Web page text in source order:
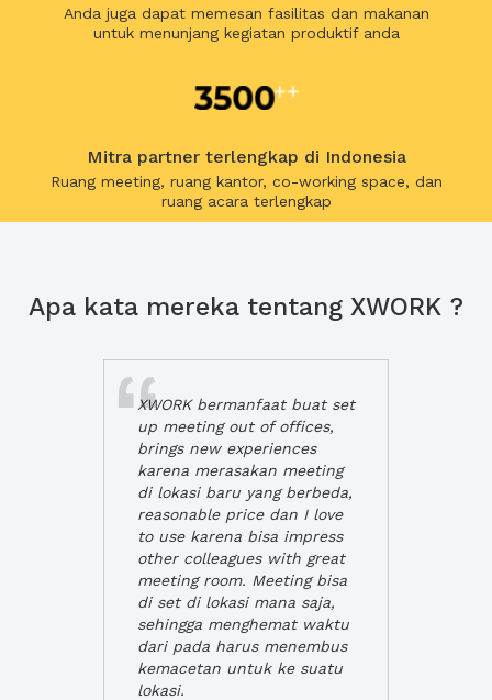
Anda juga dapat memesan fasilitas dan makanan
untuk menunjang kegiatan produktif anda
Mitra partner terlengkap di Indonesia
Ruang meeting, ruang kantor, co-working space, dan
ruang acara terlengkap
Apa kata mereka tentang XWORK ?
XWORK bermanfaat buat set
up meeting out of offices,
brings new experiences
karena merasakan meeting
di lokasi baru yang berbeda,
reasonable price dan I love
to use karena bisa impress
other colleagues with great
meeting room. Meeting bisa
di set di lokasi mana saja,
sehingga menghemat waktu
dari pada harus menembus
kemacetan untuk ke suatu
lokasi.